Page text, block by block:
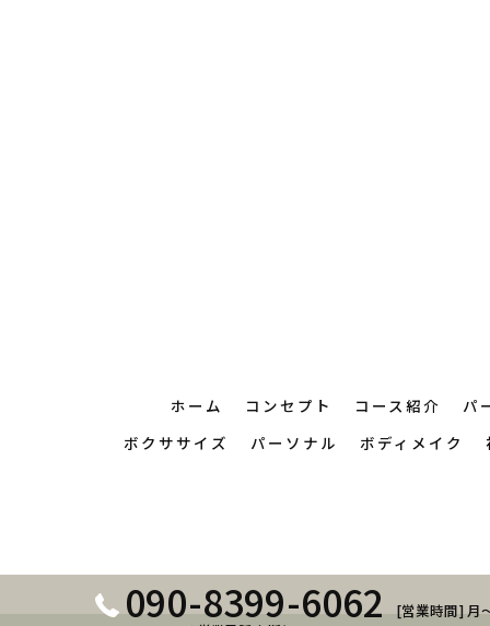
090-8399-6062 [営業時間] 月
ホーム コンセプト コース紹介
パ
ボクササイズ
パーソナル ボディメイク